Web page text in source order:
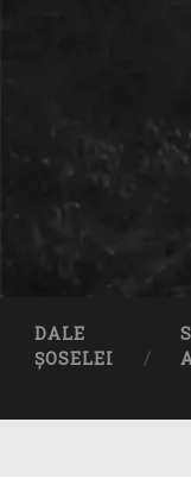
DALE
ȘOSELEI